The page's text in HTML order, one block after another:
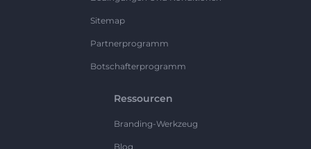
Sitemap
Partnerprogramm
Botschafterprogramm
Ressourcen
Branding-Werkzeug
Blog